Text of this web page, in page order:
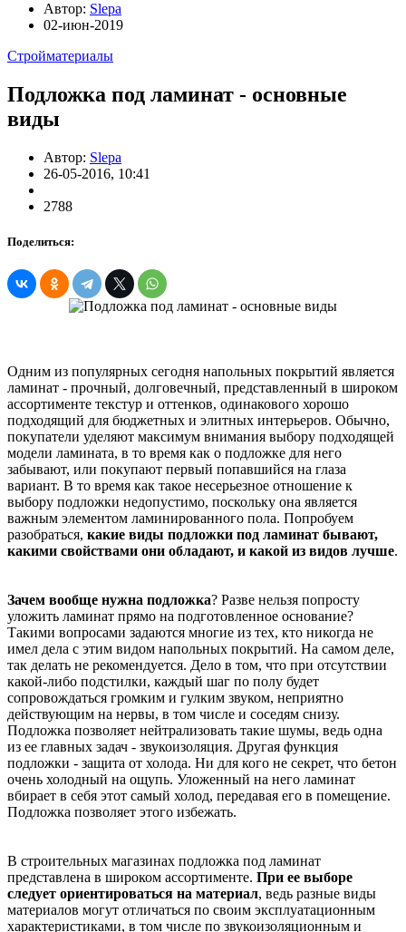
Автор: Slepa
02-июн-2019
Стройматериалы
Подложка под ламинат - основные
виды
Автор: Slepa
26-05-2016, 10:41
2788
Поделиться:
Одним из популярных сегодня напольных покрытий является
ламинат - прочный, долговечный, представленный в широком
ассортименте текстур и оттенков, одинакового хорошо
подходящий для бюджетных и элитных интерьеров. Обычно,
покупатели уделяют максимум внимания выбору подходящей
модели ламината, в то время как о подложке для него
забывают, или покупают первый попавшийся на глаза
вариант. В то время как такое несерьезное отношение к
выбору подложки недопустимо, поскольку она является
важным элементом ламинированного пола. Попробуем
разобраться, какие виды подложки под ламинат бывают,
какими свойствами они обладают, и какой из видов лучше.
Зачем вообще нужна подложка? Разве нельзя попросту
уложить ламинат прямо на подготовленное основание?
Такими вопросами задаются многие из тех, кто никогда не
имел дела с этим видом напольных покрытий. На самом деле,
так делать не рекомендуется. Дело в том, что при отсутствии
какой-либо подстилки, каждый шаг по полу будет
сопровождаться громким и гулким звуком, неприятно
действующим на нервы, в том числе и соседям снизу.
Подложка позволяет нейтрализовать такие шумы, ведь одна
из ее главных задач - звукоизоляция. Другая функция
подложки - защита от холода. Ни для кого не секрет, что бетон
очень холодный на ощупь. Уложенный на него ламинат
вбирает в себя этот самый холод, передавая его в помещение.
Подложка позволяет этого избежать.
В строительных магазинах подложка под ламинат
представлена в широком ассортименте. При ее выборе
следует ориентироваться на материал, ведь разные виды
материалов могут отличаться по своим эксплуатационным
характеристиками, в том числе по звукоизоляционным и